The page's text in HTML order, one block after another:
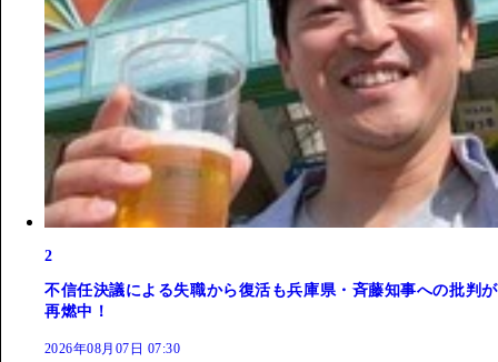
2
不信任決議による失職から復活も兵庫県・斉藤知事への批判が
再燃中！
2026年08月07日 07:30